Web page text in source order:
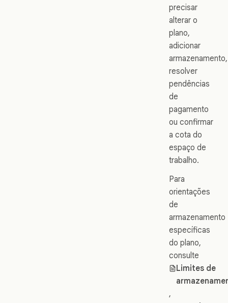
precisar
alterar o
plano,
adicionar
armazenamento,
resolver
pendências
de
pagamento
ou confirmar
a cota do
espaço de
trabalho.
Para
orientações
de
armazenamento
específicas
do plano,
consulte
Limites de
,